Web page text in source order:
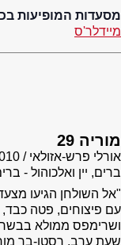
מסעדות המופיעות
מיידלר'ס
מוריה 29
אורלי פרש-אזולאי
ברים, יין ואלכוהול -
"אל השולחן הגיעו
עם פיצוחים, פטה כבד,
ושרימפס ממולא בבשר
שעת ערב, רסטו-בר מוריה 29